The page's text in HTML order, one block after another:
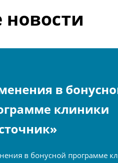
новости
в
клиники
в бонусной программе